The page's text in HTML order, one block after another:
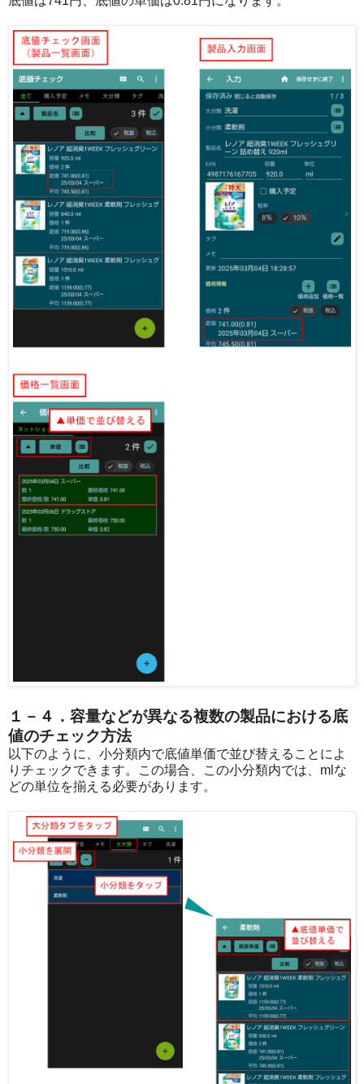
１－４．容量などが異なる複数の製品における底
値のチェック方法
以下のように、小分類内で底値単価で並び替えることによ
りチェックできます。この場合、この小分類内では、mlな
どの単位を揃える必要があります。